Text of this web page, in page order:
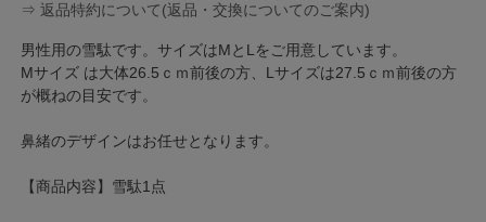
⇒ 返品特約について(返品・交換についてのご案内)
男性用の雪駄です。サイズはMとLをご用意しています。
Mサイズ は大体26.5ｃｍ前後の方、Lサイズは27.5ｃｍ前後の方
が概ねの目安です。
鼻緒のデザインはお任せとなります。
【商品内容】雪駄1点